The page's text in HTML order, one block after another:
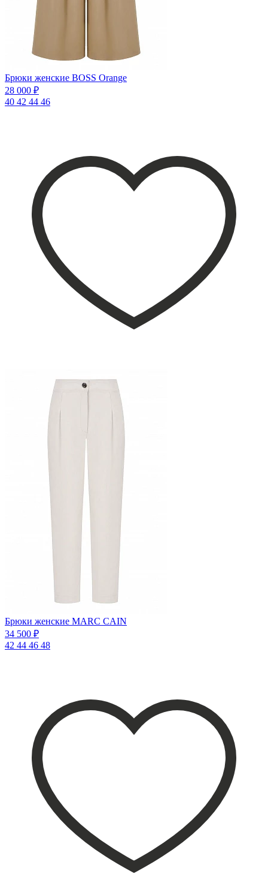
Брюки женские BOSS Orange
28 000 ₽
40 42 44 46
Брюки женские MARC CAIN
34 500 ₽
42 44 46 48